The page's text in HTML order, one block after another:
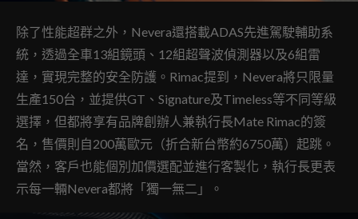
除了性能超群之外，Nevera還搭載ADAS先進駕駛輔助系
統，透過全車13組鏡頭、12組超聲波偵測器以及6組雷
達，實現完整的安全防護。Rimac提到，Nevera將只限量
生產150台，並提供GT、Signature及Timeless等不同等級
選擇，但都將享有品牌創辦人兼執行長Mate Rimac的簽
名，售價則自200萬歐元（折合新台幣約6750萬）起跳。
當然，客戶也能個別加價選配並進行客製化，執行長更表
示每一輛Nevera都將「獨一無二」。